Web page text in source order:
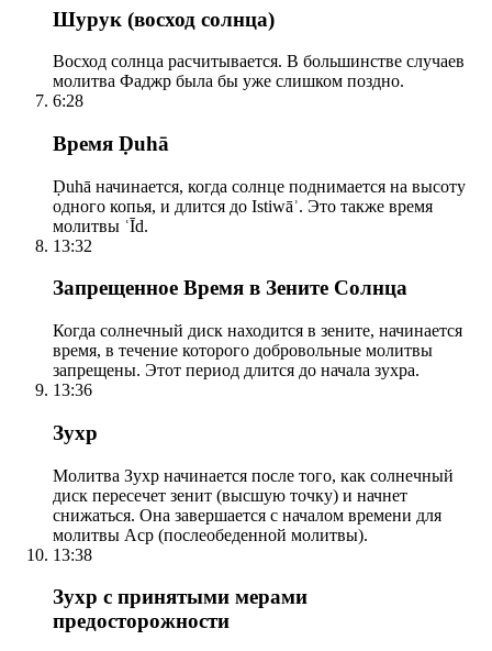
Шурук (восход солнца)
Восход солнца расчитывается. В большинстве случаев
молитва Фаджр была бы уже слишком поздно.
6:28
Время Ḍuhā
Ḍuhā начинается, когда солнце поднимается на высоту
одного копья, и длится до Istiwāʾ. Это также время
молитвы ʿĪd.
13:32
Запрещенное Время в Зените Солнца
Когда солнечный диск находится в зените, начинается
время, в течение которого добровольные молитвы
запрещены. Этот период длится до начала зухра.
13:36
Зухр
Молитва Зухр начинается после того, как солнечный
диск пересечет зенит (высшую точку) и начнет
снижаться. Она завершается с началом времени для
молитвы Аср (послеобеденной молитвы).
13:38
Зухр с принятыми мерами
предосторожности